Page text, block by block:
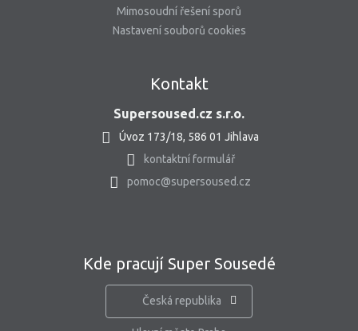
Mimosoudní řešení sporů
Nastavení souborů cookies
Kontakt
Supersoused.cz s.r.o.
Úvoz 173/18, 586 01 Jihlava
kontaktní formulář
pomoc@supersoused.cz
Kde pracují Super Sousedé
Česká republika